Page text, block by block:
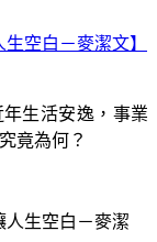
空白－麥潔文】
生活安逸，事業
竟為何？